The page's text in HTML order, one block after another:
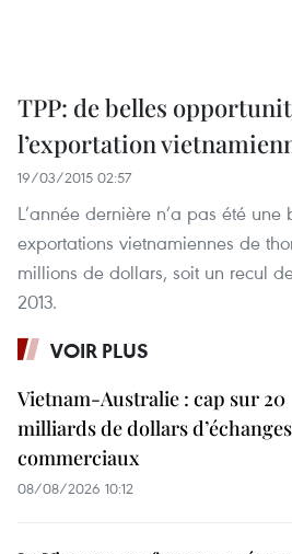
TPP: de belles
l’exportation
19/03/2015 02:57
L’année dernière n’a pas été
exportations vietnamiennes de
millions de dollars, soit un recul
2013.
VOIR PLUS
Vietnam-Australie : cap sur 20
milliards de dollars d’échanges
commerciaux
08/08/2026 10:12